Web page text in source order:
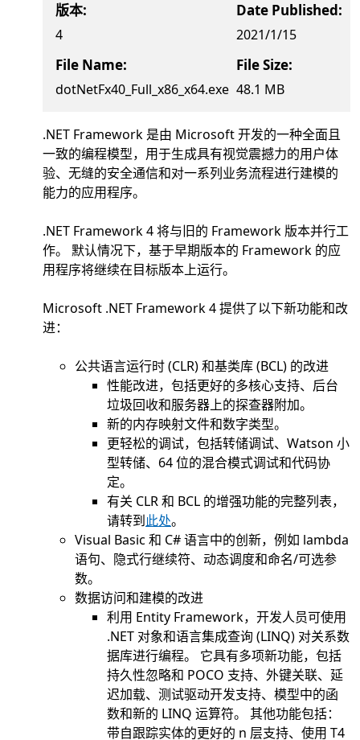
版本:
4
Date Published:
2021/1/15
File Name:
dotNetFx40_Full_x86_x64.exe
File Size:
48.1 MB
.NET Framework 是由 Microsoft 开发的一种全面且
一致的编程模型，用于生成具有视觉震撼力的用户体
验、无缝的安全通信和对一系列业务流程进行建模的
能力的应用程序。
.NET Framework 4 将与旧的 Framework 版本并行工
作。 默认情况下，基于早期版本的 Framework 的应
用程序将继续在目标版本上运行。
Microsoft .NET Framework 4 提供了以下新功能和改
进：
公共语言运行时 (CLR) 和基类库 (BCL) 的改进
性能改进，包括更好的多核心支持、后台
垃圾回收和服务器上的探查器附加。
新的内存映射文件和数字类型。
更轻松的调试，包括转储调试、Watson 小
型转储、64 位的混合模式调试和代码协
定。
有关 CLR 和 BCL 的增强功能的完整列表，
请转到此处。
Visual Basic 和 C# 语言中的创新，例如 lambda
语句、隐式行继续符、动态调度和命名/可选参
数。
数据访问和建模的改进
利用 Entity Framework，开发人员可使用
.NET 对象和语言集成查询 (LINQ) 对关系数
据库进行编程。 它具有多项新功能，包括
持久性忽略和 POCO 支持、外键关联、延
迟加载、测试驱动开发支持、模型中的函
数和新的 LINQ 运算符。 其他功能包括：
带自跟踪实体的更好的 n 层支持、使用 T4